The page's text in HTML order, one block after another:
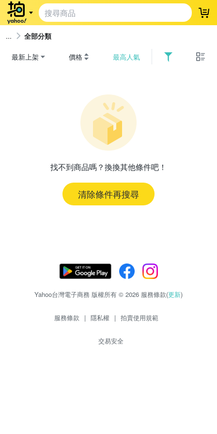
登
全部分類
最新上架 價格 最高人氣
找不到商品嗎？換換其他條件吧！
清除條件再搜尋
Yahoo台灣電子商務 版權所有 © 2026 服務條款(更新)
服務條款 | 隱私權 | 拍賣使用規範
交易安全